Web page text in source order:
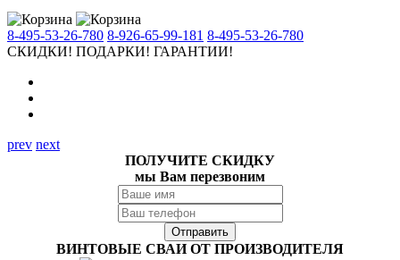
8-495-53-26-780 8-926-65-99-181 8-495-53-26-780
СКИДКИ! ПОДАРКИ! ГАРАНТИИ!
prev next
ПОЛУЧИТЕ СКИДКУ
мы Вам перезвоним
ВИНТОВЫЕ СВАИ ОТ ПРОИЗВОДИТЕЛЯ